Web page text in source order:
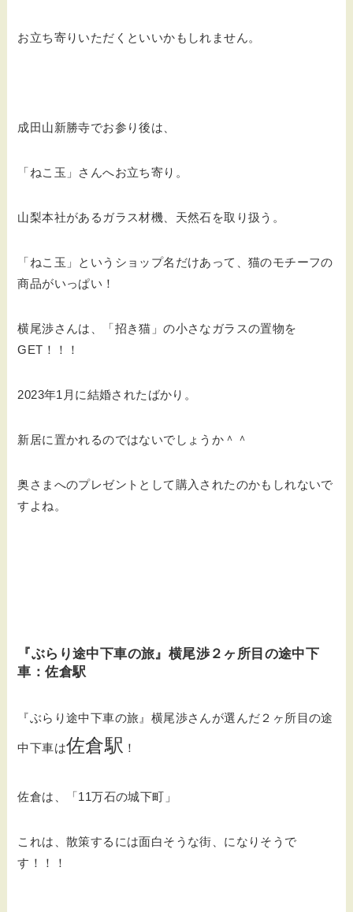
お立ち寄りいただくといいかもしれません。
成田山新勝寺でお参り後は、
「ねこ玉」さんへお立ち寄り。
山梨本社があるガラス材機、天然石を取り扱う。
「ねこ玉」というショップ名だけあって、猫のモチーフの
商品がいっぱい！
横尾渉さんは、「招き猫」の小さなガラスの置物を
GET！！！
2023年1月に結婚されたばかり。
新居に置かれるのではないでしょうか＾＾
奥さまへのプレゼントとして購入されたのかもしれないで
すよね。
『ぶらり途中下車の旅』横尾渉２ヶ所目の途中下
車：佐倉駅
『ぶらり途中下車の旅』横尾渉さんが選んだ２ヶ所目の途
中下車は佐倉駅 ！
佐倉は、「11万石の城下町」
これは、散策するには面白そうな街、になりそうで
す！！！